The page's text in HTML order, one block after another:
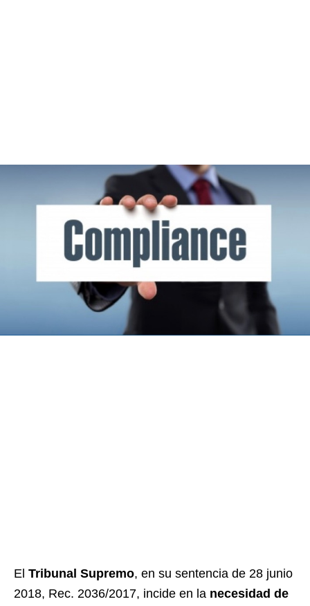
El Tribunal Supremo, en su sentencia de 28 junio
2018, Rec. 2036/2017, incide en la necesidad de